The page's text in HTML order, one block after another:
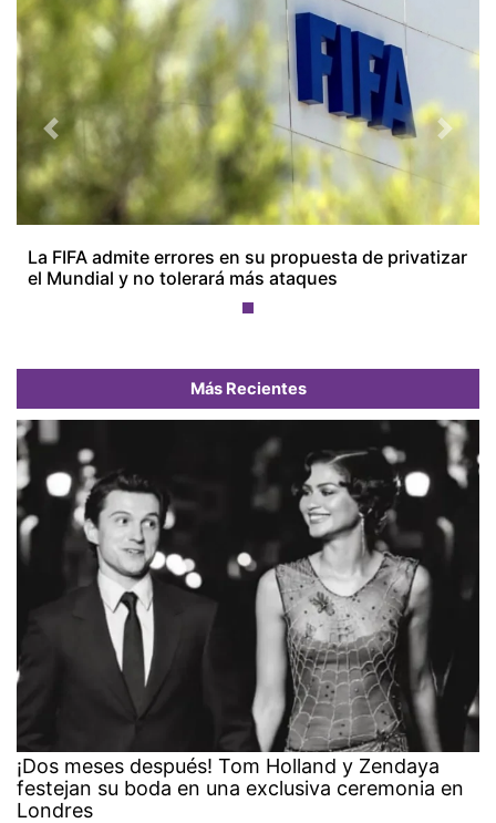
La FIFA admite errores en su propuesta de privatizar
el Mundial y no tolerará más ataques
Previous Next
Más Recientes
¡Dos meses después! Tom Holland y Zendaya
festejan su boda en una exclusiva ceremonia en
Londres